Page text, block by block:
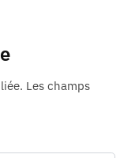
Les champs